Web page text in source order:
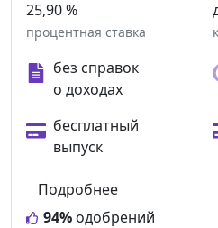
25,90 %
процентная ставка
без справок
о доходах
бесплатный
выпуск
94% одобрений
Подробнее